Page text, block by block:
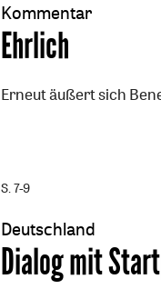
Kommentar
:
Ehrlich
Erneut äußert sich
S. 7-9
Deutschland
:
Dialog mit